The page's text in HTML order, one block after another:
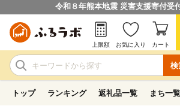
令和８年熊本地震 災害支援寄付受
検
上限額 お気に入り カート
トップ ランキング 返礼品一覧 まち一覧